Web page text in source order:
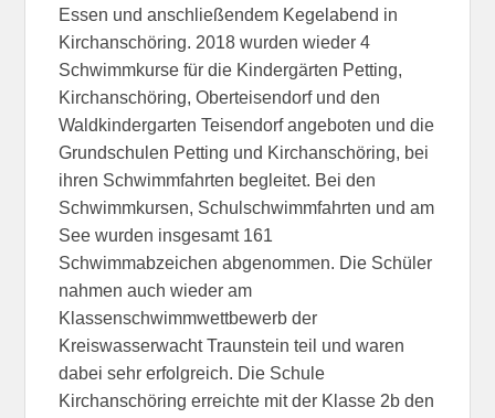
Essen und anschließendem Kegelabend in
Kirchanschöring. 2018 wurden wieder 4
Schwimmkurse für die Kindergärten Petting,
Kirchanschöring, Oberteisendorf und den
Waldkindergarten Teisendorf angeboten und die
Grundschulen Petting und Kirchanschöring, bei
ihren Schwimmfahrten begleitet. Bei den
Schwimmkursen, Schulschwimmfahrten und am
See wurden insgesamt 161
Schwimmabzeichen abgenommen. Die Schüler
nahmen auch wieder am
Klassenschwimmwettbewerb der
Kreiswasserwacht Traunstein teil und waren
dabei sehr erfolgreich. Die Schule
Kirchanschöring erreichte mit der Klasse 2b den